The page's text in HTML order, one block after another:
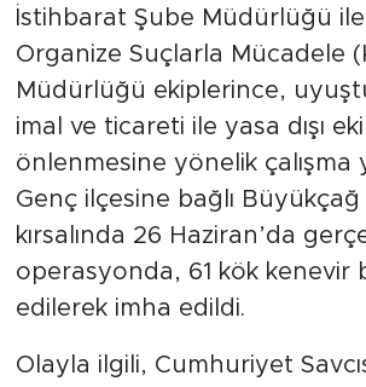
İstihbarat Şube Müdürlüğü ile
Organize Suçlarla Mücadele
Müdürlüğü ekiplerince,
imal ve ticareti ile yasa dışı
önlenmesine yönelik çalışma
Genç ilçesine bağlı
kırsalında 26 Haziran’da
operasyonda, 61 kök kenevir
edilerek imha edildi.
Olayla ilgili, Cumhuriyet
Tavz Der
Bingöl Kaza Haberleri